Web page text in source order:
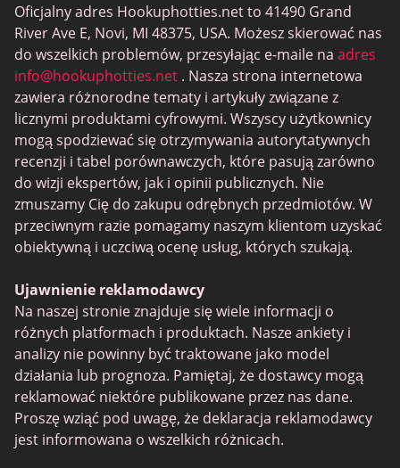
Oficjalny adres Hookuphotties.net to 41490 Grand
River Ave E, Novi, MI 48375, USA. Możesz skierować nas
do wszelkich problemów, przesyłając e-maile na adres
info@hookuphotties.net . Nasza strona internetowa
zawiera różnorodne tematy i artykuły związane z
licznymi produktami cyfrowymi. Wszyscy użytkownicy
mogą spodziewać się otrzymywania autorytatywnych
recenzji i tabel porównawczych, które pasują zarówno
do wizji ekspertów, jak i opinii publicznych. Nie
zmuszamy Cię do zakupu odrębnych przedmiotów. W
przeciwnym razie pomagamy naszym klientom uzyskać
obiektywną i uczciwą ocenę usług, których szukają.
Ujawnienie reklamodawcy
Na naszej stronie znajduje się wiele informacji o
różnych platformach i produktach. Nasze ankiety i
analizy nie powinny być traktowane jako model
działania lub prognoza. Pamiętaj, że dostawcy mogą
reklamować niektóre publikowane przez nas dane.
Proszę wziąć pod uwagę, że deklaracja reklamodawcy
jest informowana o wszelkich różnicach.